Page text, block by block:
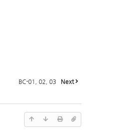
BC-01, 02, 03 Next